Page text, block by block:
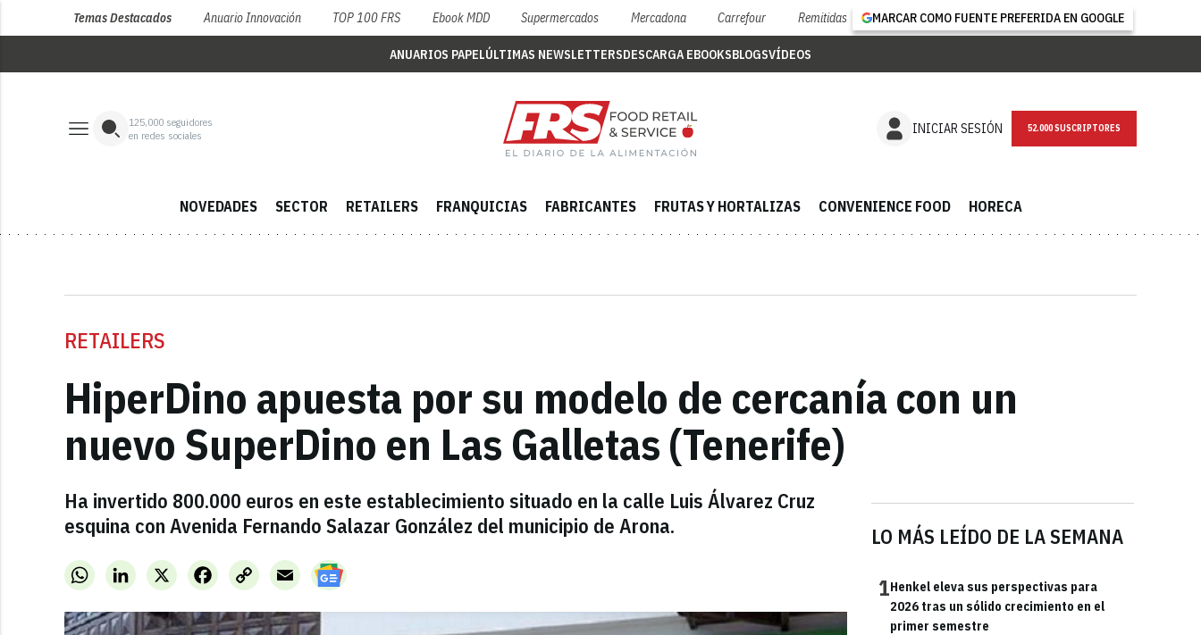
Temas Destacados Anuario Innovación TOP 100 FRS Ebook MDD Supermercados Mercadona Carrefour Remitidas MARCAR COMO FUENTE PREFERIDA EN GOOGLE
ANUARIOS PAPELÚLTIMAS NEWSLETTERSDESCARGA EBOOKSBLOGSVÍDEOS
125,000 seguidores
en redes sociales
INICIAR SESIÓN NEWSLETTER
NOVEDADES SECTOR RETAILERS FRANQUICIAS FABRICANTES FRUTAS Y HORTALIZAS CONVENIENCE FOOD HORECA
RETAILERS
HiperDino apuesta por su modelo de cercanía con un
nuevo SuperDino en Las Galletas (Tenerife)
Ha invertido 800.000 euros en este establecimiento situado en la calle Luis Álvarez Cruz
esquina con Avenida Fernando Salazar González del municipio de Arona.
WhatsAppLinkedInX FacebookCopy
Link
Email
LO MÁS LEÍDO DE LA SEMANA
1Henkel eleva sus perspectivas para
2026 tras un sólido crecimiento en el
primer semestre